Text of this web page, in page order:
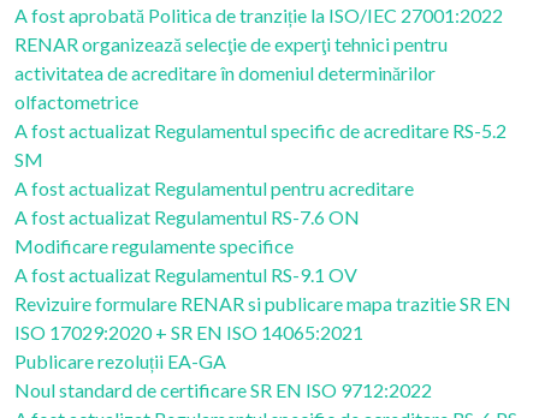
A fost aprobată Politica de tranziție la ISO/IEC 27001:2022
RENAR organizează selecţie de experţi tehnici pentru
activitatea de acreditare în domeniul determinărilor
olfactometrice
A fost actualizat Regulamentul specific de acreditare RS-5.2
SM
A fost actualizat Regulamentul pentru acreditare
A fost actualizat Regulamentul RS-7.6 ON
Modificare regulamente specifice
A fost actualizat Regulamentul RS-9.1 OV
Revizuire formulare RENAR si publicare mapa trazitie SR EN
ISO 17029:2020 + SR EN ISO 14065:2021
Publicare rezoluții EA-GA
Noul standard de certificare SR EN ISO 9712:2022